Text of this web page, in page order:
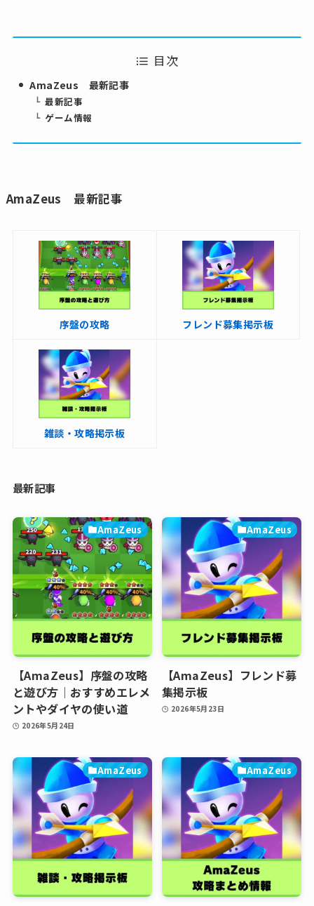
目次
AmaZeus 最新記事
最新記事
ゲーム情報
AmaZeus 最新記事
序盤の攻略 フレンド募集掲示板
雑談・攻略掲示板
最新記事
AmaZeus
【AmaZeus】序盤の攻略
と遊び方｜おすすめエレメ
ントやダイヤの使い道
2026年5月24日
AmaZeus
【AmaZeus】フレンド募
集掲示板
2026年5月23日
AmaZeus AmaZeus